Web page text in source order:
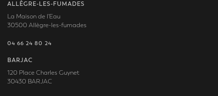
ALLÈGRE-LES-FUMADES
La Maison de l'Eau
30500 Allègre-les-fumades
04 66 24 80 24
BARJAC
120 Place Charles Guynet
30430 BARJAC